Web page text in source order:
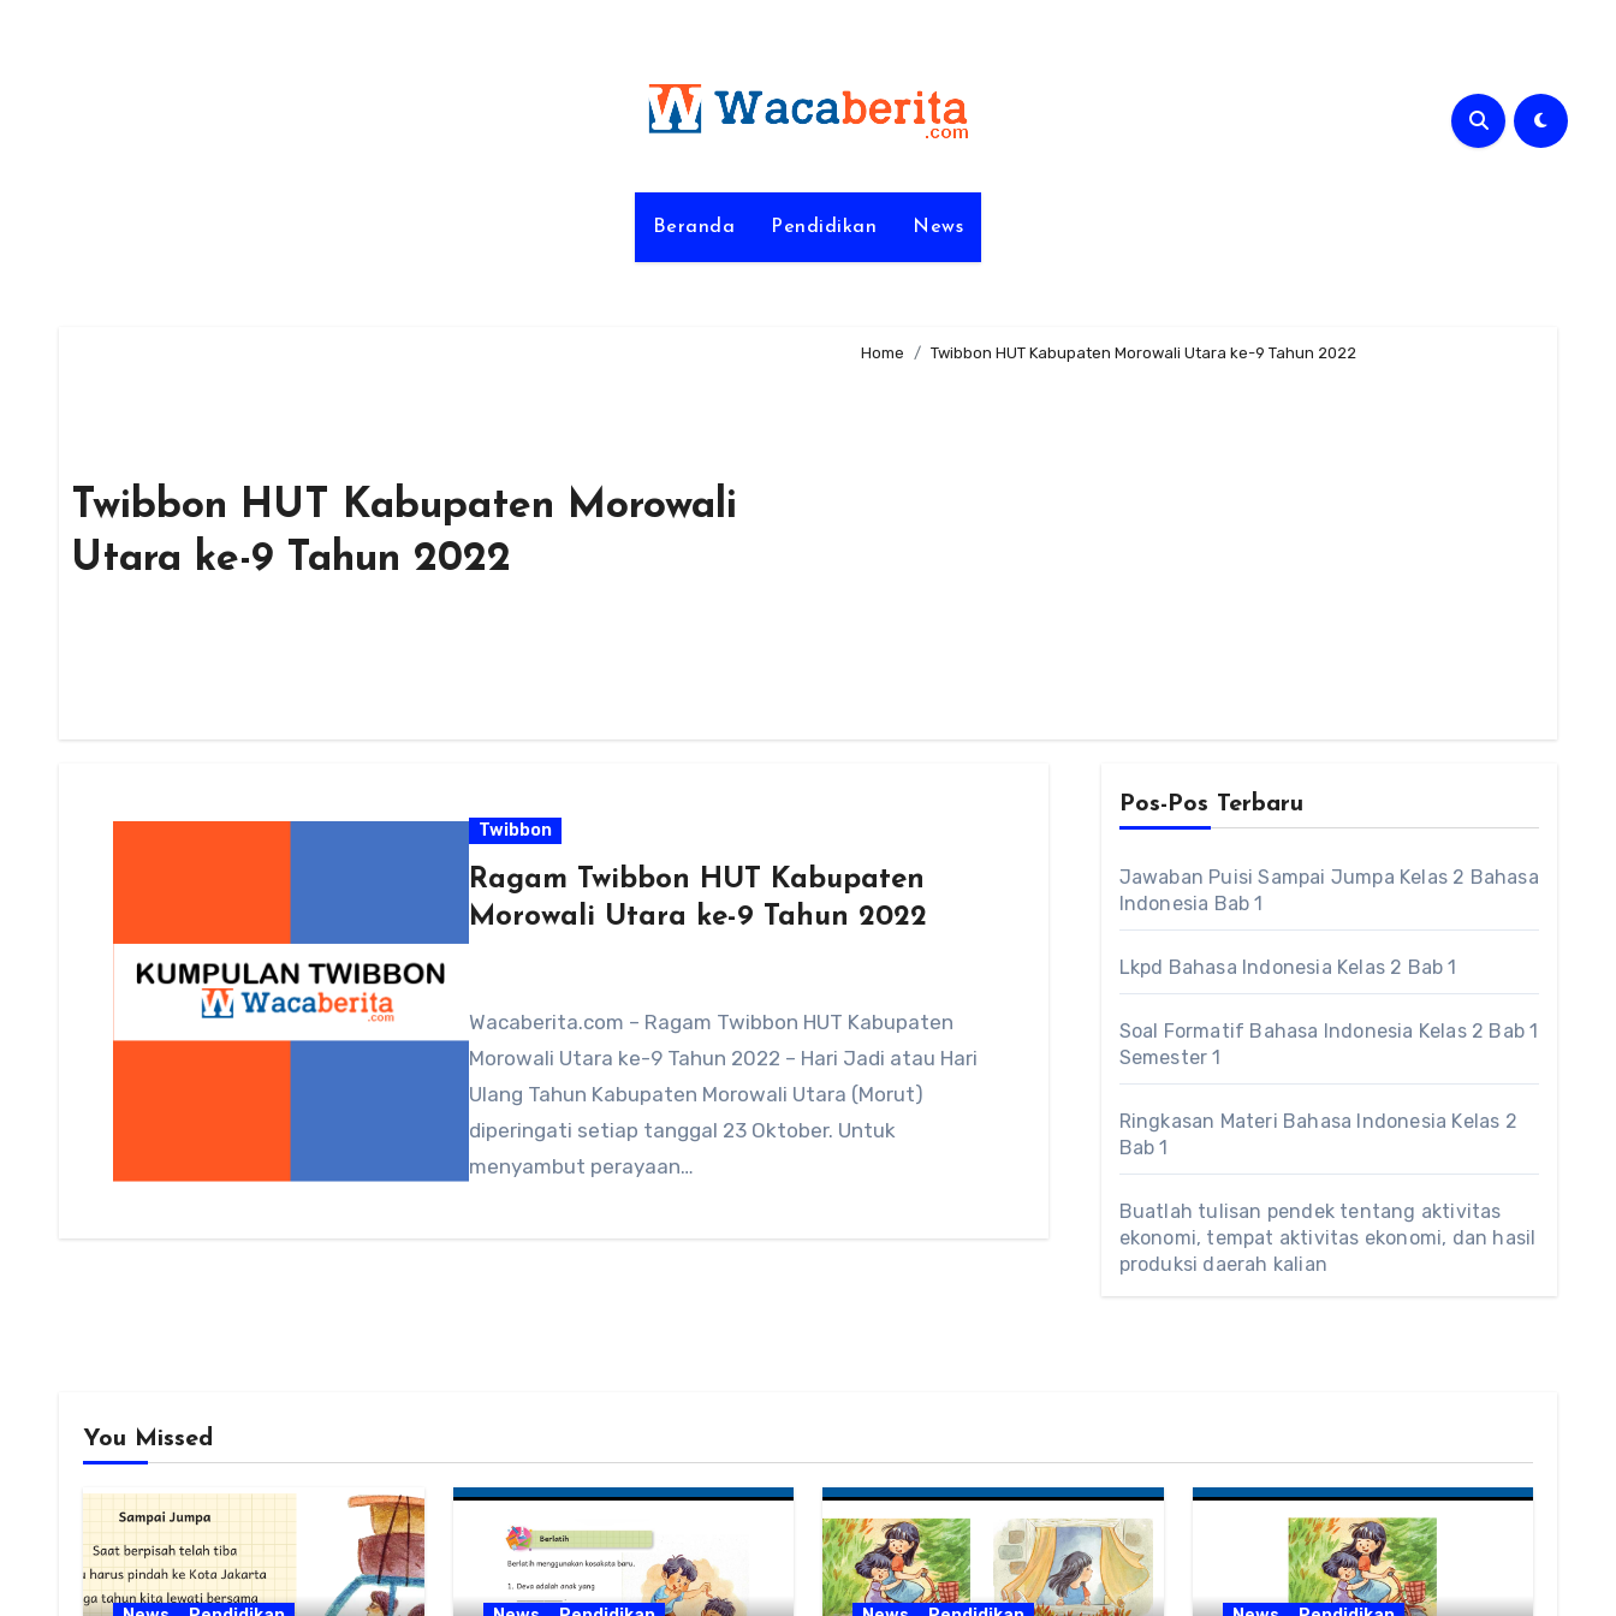
Beranda Pendidikan News
Twibbon HUT Kabupaten Morowali
Utara ke-9 Tahun 2022
Home Twibbon HUT Kabupaten Morowali Utara ke-9 Tahun 2022
Twibbon
Ragam Twibbon HUT Kabupaten
Morowali Utara ke-9 Tahun 2022
Wacaberita.com – Ragam Twibbon HUT Kabupaten
Morowali Utara ke-9 Tahun 2022 – Hari Jadi atau Hari
Ulang Tahun Kabupaten Morowali Utara (Morut)
diperingati setiap tanggal 23 Oktober. Untuk
menyambut perayaan…
Pos-Pos Terbaru
Jawaban Puisi Sampai Jumpa Kelas 2 Bahasa
Indonesia Bab 1
Lkpd Bahasa Indonesia Kelas 2 Bab 1
Soal Formatif Bahasa Indonesia Kelas 2 Bab 1
Semester 1
Ringkasan Materi Bahasa Indonesia Kelas 2
Bab 1
Buatlah tulisan pendek tentang aktivitas
ekonomi, tempat aktivitas ekonomi, dan hasil
produksi daerah kalian
You Missed